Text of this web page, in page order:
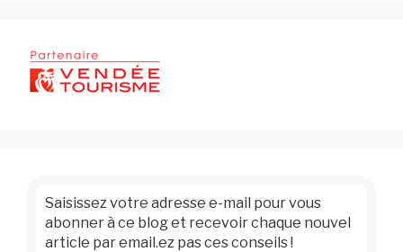
Saisissez votre adresse e-mail pour vous
abonner à ce blog et recevoir chaque nouvel
article par email.ez pas ces conseils !